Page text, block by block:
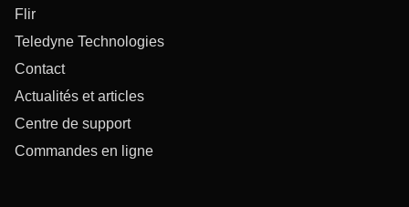
Flir
Teledyne Technologies
Contact
Actualités et articles
Centre de support
Commandes en ligne